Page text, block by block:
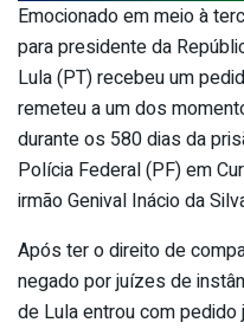
Emocionado em meio à
para presidente da
Lula (PT) recebeu um
remeteu a um dos
durante os 580 dias da
Polícia Federal (PF) em
irmão Genival Inácio da
Após ter o direito de
negado por juízes de
de Lula entrou com pedido